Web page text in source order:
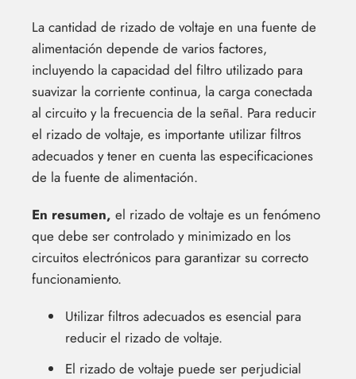
La cantidad de rizado de voltaje en una fuente de
alimentación depende de varios factores,
incluyendo la capacidad del filtro utilizado para
suavizar la corriente continua, la carga conectada
al circuito y la frecuencia de la señal. Para reducir
el rizado de voltaje, es importante utilizar filtros
adecuados y tener en cuenta las especificaciones
de la fuente de alimentación.
En resumen, el rizado de voltaje es un fenómeno
que debe ser controlado y minimizado en los
circuitos electrónicos para garantizar su correcto
funcionamiento.
Utilizar filtros adecuados es esencial para
reducir el rizado de voltaje.
El rizado de voltaje puede ser perjudicial